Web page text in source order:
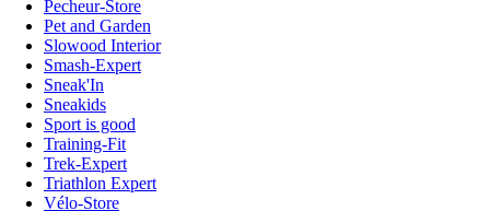
Pecheur-Store
Pet and Garden
Slowood Interior
Smash-Expert
Sneak'In
Sneakids
Sport is good
Training-Fit
Trek-Expert
Triathlon Expert
Vélo-Store